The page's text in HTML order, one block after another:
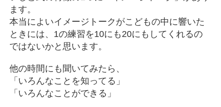
ます。
本当によいイメージトークがこどもの中に響いた
ときには、1の練習を10にも20にもしてくれるの
ではないかと思います。
他の時間にも聞いてみたら、
「いろんなことを知ってる」
「いろんなことができる」